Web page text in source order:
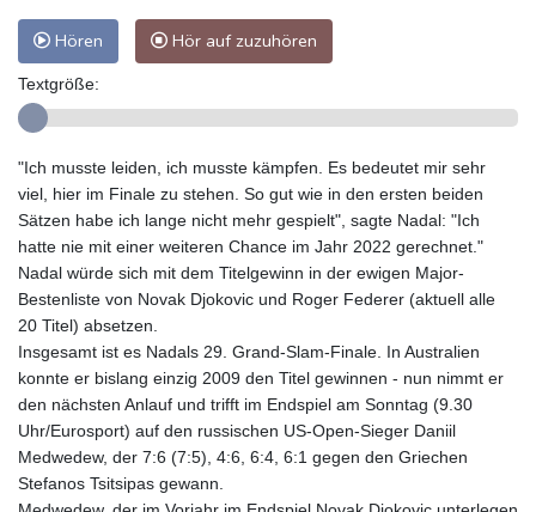
Hören Hör auf zuzuhören
Textgröße:
"Ich musste leiden, ich musste kämpfen. Es bedeutet mir sehr
viel, hier im Finale zu stehen. So gut wie in den ersten beiden
Sätzen habe ich lange nicht mehr gespielt", sagte Nadal: "Ich
hatte nie mit einer weiteren Chance im Jahr 2022 gerechnet."
Nadal würde sich mit dem Titelgewinn in der ewigen Major-
Bestenliste von Novak Djokovic und Roger Federer (aktuell alle
20 Titel) absetzen.
Insgesamt ist es Nadals 29. Grand-Slam-Finale. In Australien
konnte er bislang einzig 2009 den Titel gewinnen - nun nimmt er
den nächsten Anlauf und trifft im Endspiel am Sonntag (9.30
Uhr/Eurosport) auf den russischen US-Open-Sieger Daniil
Medwedew, der 7:6 (7:5), 4:6, 6:4, 6:1 gegen den Griechen
Stefanos Tsitsipas gewann.